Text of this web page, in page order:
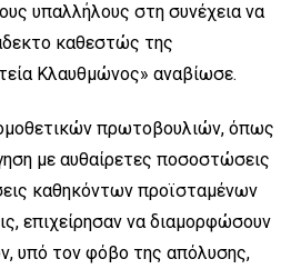
υπαλλήλους στη συνέχεια να
καθεστώς της
Κλαυθμώνος» αναβίωσε.
πρωτοβουλιών, όπως
με αυθαίρετες ποσοστώσεις
καθηκόντων προϊσταμένων
επιχείρησαν να διαμορφώσουν
υπό τον φόβο της απόλυσης,